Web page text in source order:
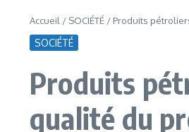
Accueil / SOCIÉTÉ / Produits
SOCIÉTÉ
Produits
qualité du